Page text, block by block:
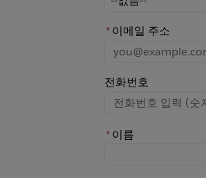
*이메일 주소
전화번호
*이름